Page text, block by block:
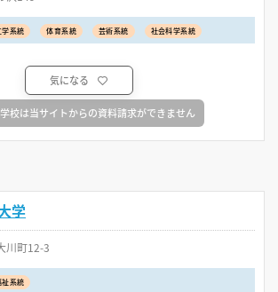
学系統 体育系統 芸術系統 社会科学系統
気になる
校は当サイトからの資料請求ができません
学
川町12-3
祉系統